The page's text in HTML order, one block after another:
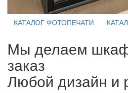
КАТАЛОГ ФОТОПЕЧАТИ
Мы делаем
заказ
Любой дизайн и